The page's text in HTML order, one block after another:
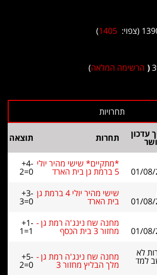
1405
)
( הרשימה המלאה)
עדכון תחרות תוצאה
01/08/
*מתקיים* שישי מהיר יולי
5 ברמת גן בית הארד
+4-
2=0
01/08/
שישי מהיר יולי 4 ברמת גן
בית הארד
+3-
3=0
01/08/
מחנה שח נינג'ה רמת גן -
מחזור 3 בית הכסף
+1-
1=1
לא
למד מחנה שח נינג'ה רמת גן -
מלך הבליץ מחזור 3
+5-
2=0